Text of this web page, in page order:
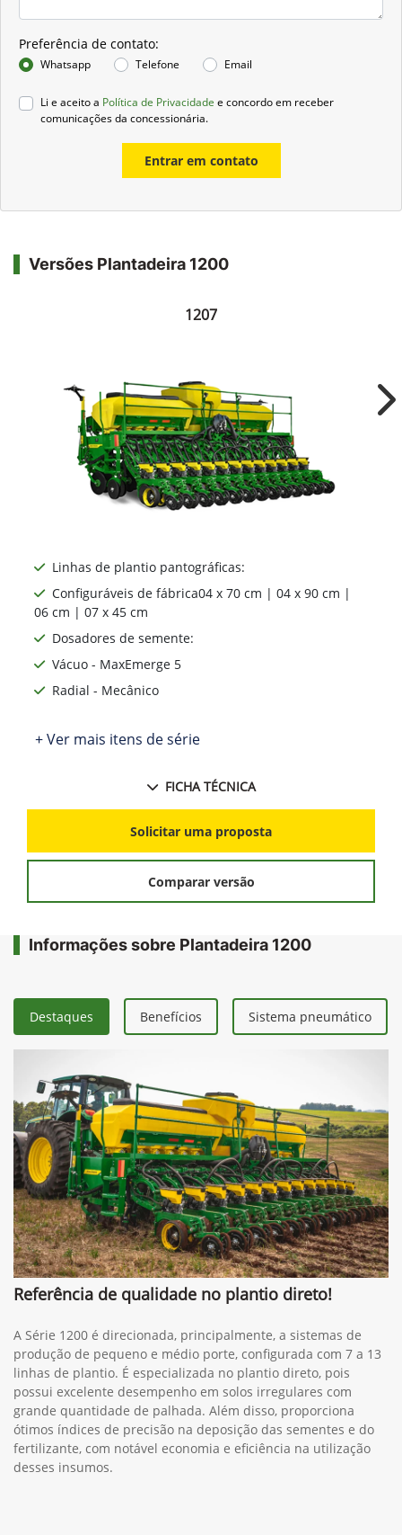
Preferência de contato:
Whatsapp Telefone Email
Li e aceito a Política de Privacidade e concordo em receber
comunicações da concessionária.
Entrar em contato
Versões Plantadeira 1200
1207
Linhas de plantio pantográficas:
Configuráveis de fábrica04 x 70 cm | 04 x 90 cm |
06 cm | 07 x 45 cm
Dosadores de semente:
Vácuo - MaxEmerge 5
Radial - Mecânico
+ Ver mais itens de série
FICHA TÉCNICA
Solicitar uma proposta
Comparar versão
Informações sobre Plantadeira 1200
Destaques Benefícios Sistema pneumático
Referência de qualidade no plantio direto!
A Série 1200 é direcionada, principalmente, a sistemas de
produção de pequeno e médio porte, configurada com 7 a 13
linhas de plantio. É especializada no plantio direto, pois
possui excelente desempenho em solos irregulares com
grande quantidade de palhada. Além disso, proporciona
ótimos índices de precisão na deposição das sementes e do
fertilizante, com notável economia e eficiência na utilização
desses insumos.